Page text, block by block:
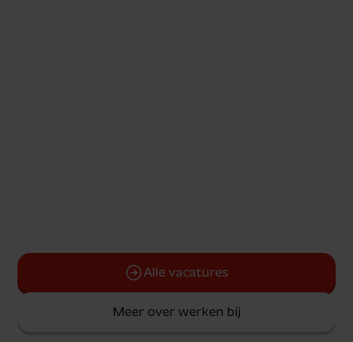
Alle vacatures
Meer over werken bij